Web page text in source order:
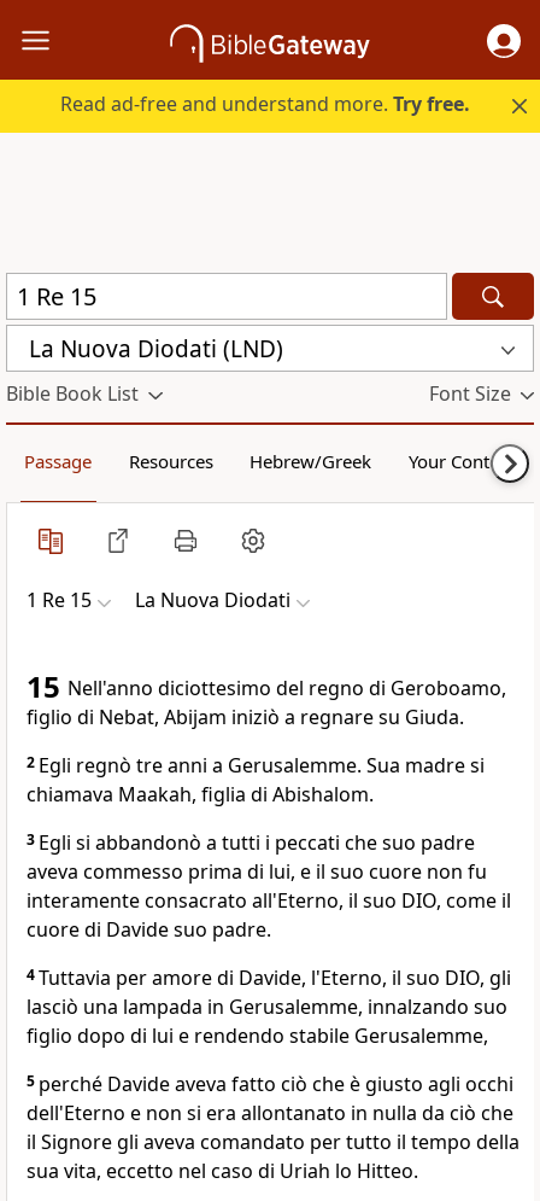
Read ad-free and understand more.Try free.
La Nuova Diodati (LND)
Bible Book List Font Size
Passage Resources Hebrew/Greek Your Content
1 Re 15 La Nuova Diodati
15 Nell'anno diciottesimo del regno di Geroboamo,
figlio di Nebat, Abijam iniziò a regnare su Giuda.
2 Egli regnò tre anni a Gerusalemme. Sua madre si
chiamava Maakah, figlia di Abishalom.
3 Egli si abbandonò a tutti i peccati che suo padre
aveva commesso prima di lui, e il suo cuore non fu
interamente consacrato all'Eterno, il suo DIO, come il
cuore di Davide suo padre.
4Tuttavia per amore di Davide, l'Eterno, il suo DIO, gli
lasciò una lampada in Gerusalemme, innalzando suo
figlio dopo di lui e rendendo stabile Gerusalemme,
5 perché Davide aveva fatto ciò che è giusto agli occhi
dell'Eterno e non si era allontanato in nulla da ciò che
il Signore gli aveva comandato per tutto il tempo della
sua vita, eccetto nel caso di Uriah lo Hitteo.